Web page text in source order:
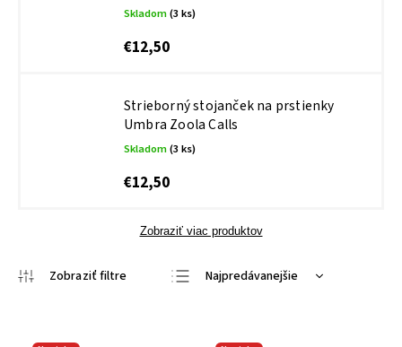
Skladom(3 ks)
€12,50
Strieborný stojanček na prstienky
Umbra Zoola Calls
Skladom(3 ks)
€12,50
Zobraziť viac produktov
Najpredávanejšie